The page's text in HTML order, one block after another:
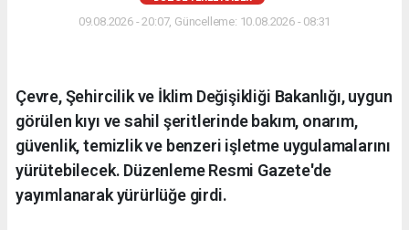
09.08.2026 - 20:07, Güncelleme: 10.08.2026 - 08:31
Çevre, Şehircilik ve İklim Değişikliği Bakanlığı, uygun
görülen kıyı ve sahil şeritlerinde bakım, onarım,
güvenlik, temizlik ve benzeri işletme uygulamalarını
yürütebilecek. Düzenleme Resmi Gazete'de
yayımlanarak yürürlüğe girdi.